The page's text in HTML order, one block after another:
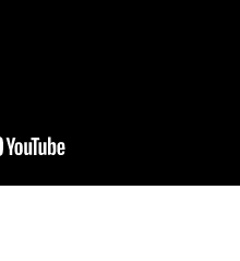
és a MABIT